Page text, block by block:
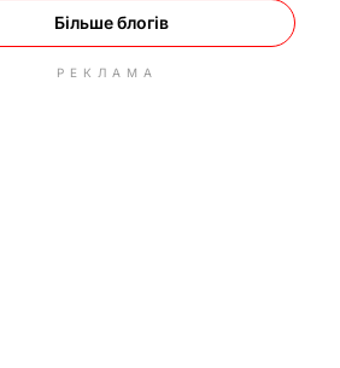
Більше блогів
РЕКЛАМА